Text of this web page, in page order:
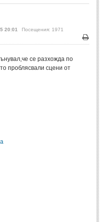
(27)
20:01 Посещения: 1971
Печат
се разхожда по
проблясвали сцени от